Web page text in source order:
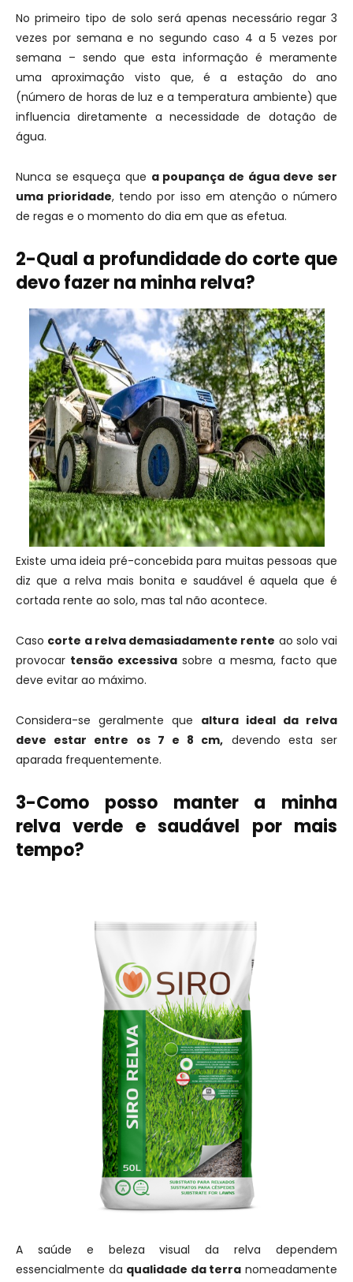
No primeiro tipo de solo será apenas necessário regar 3
vezes por semana e no segundo caso 4 a 5 vezes por
semana – sendo que esta informação é meramente
uma aproximação visto que, é a estação do ano
(número de horas de luz e a temperatura ambiente) que
influencia diretamente a necessidade de dotação de
água.
Nunca se esqueça que a poupança de água deve ser
uma prioridade, tendo por isso em atenção o número
de regas e o momento do dia em que as efetua.
2-Qual a profundidade do corte que
devo fazer na minha relva?
Existe uma ideia pré-concebida para muitas pessoas que
diz que a relva mais bonita e saudável é aquela que é
cortada rente ao solo, mas tal não acontece.
Caso corte a relva demasiadamente rente ao solo vai
provocar tensão excessiva sobre a mesma, facto que
deve evitar ao máximo.
Considera-se geralmente que altura ideal da relva
deve estar entre os 7 e 8 cm, devendo esta ser
aparada frequentemente.
3-Como posso manter a minha
relva verde e saudável por mais
tempo?
A saúde e beleza visual da relva dependem
essencialmente da qualidade da terra nomeadamente